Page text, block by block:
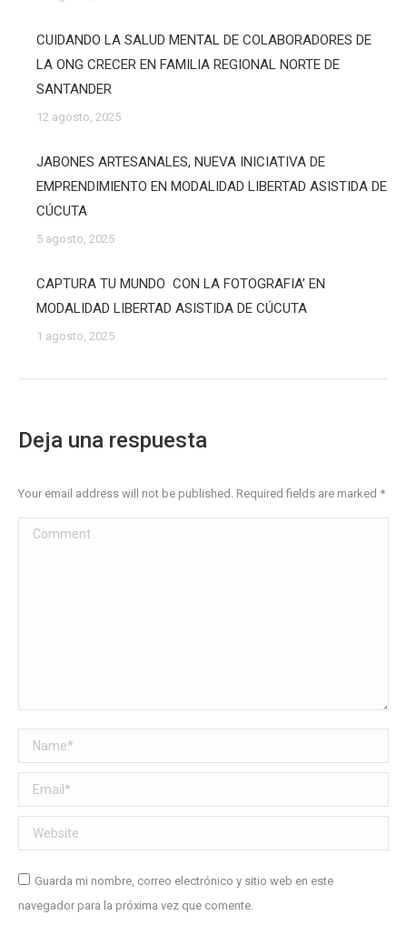
CUIDANDO LA SALUD MENTAL DE COLABORADORES DE
LA ONG CRECER EN FAMILIA REGIONAL NORTE DE
SANTANDER
12 agosto, 2025
JABONES ARTESANALES, NUEVA INICIATIVA DE
EMPRENDIMIENTO EN MODALIDAD LIBERTAD ASISTIDA DE
CÚCUTA
5 agosto, 2025
CAPTURA TU MUNDO CON LA FOTOGRAFIA’ EN
MODALIDAD LIBERTAD ASISTIDA DE CÚCUTA
1 agosto, 2025
Deja una respuesta
Your email address will not be published. Required fields are marked *
Comment
Name *
Email *
Website
Guarda mi nombre, correo electrónico y sitio web en este
navegador para la próxima vez que comente.